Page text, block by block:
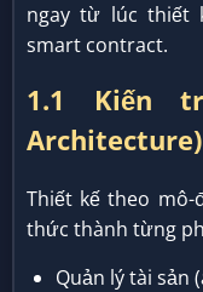
ngay từ lúc thiết
smart contract.
1.1 Kiến
Architecture)
Thiết kế theo mô-
thức thành từng
Quản lý tài sản